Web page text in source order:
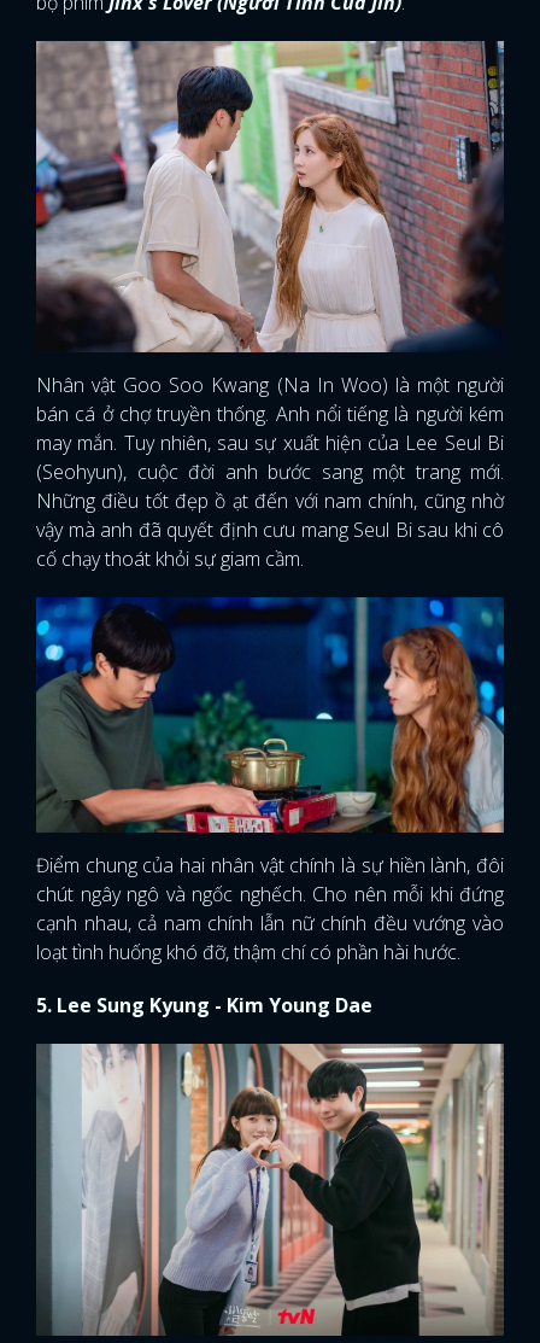
x
ĐĂNG NHẬP
Nhân vật Goo Soo Kwang (Na In Woo) là một người
bán cá ở chợ truyền thống. Anh nổi tiếng là người kém
may mắn. Tuy nhiên, sau sự xuất hiện của Lee Seul Bi
(Seohyun), cuộc đời anh bước sang một trang mới.
Những điều tốt đẹp ồ ạt đến với nam chính, cũng nhờ
vậy mà anh đã quyết định cưu mang Seul Bi sau khi cô
cố chạy thoát khỏi sự giam cầm.
Điểm chung của hai nhân vật chính là sự hiền lành, đôi
chút ngây ngô và ngốc nghếch. Cho nên mỗi khi đứng
cạnh nhau, cả nam chính lẫn nữ chính đều vướng vào
loạt tình huống khó đỡ, thậm chí có phần hài hước.
5. Lee Sung Kyung - Kim Young Dae